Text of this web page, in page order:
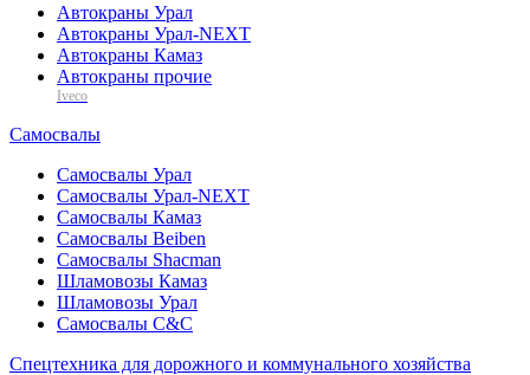
Автокраны Урал
Автокраны Урал-NEXT
Автокраны Камаз
Автокраны прочие
Iveco
Самосвалы
Самосвалы Урал
Самосвалы Урал-NEXT
Самосвалы Камаз
Самосвалы Beiben
Самосвалы Shacman
Шламовозы Камаз
Шламовозы Урал
Самосвалы C&C
Спецтехника для дорожного и коммунального хозяйства